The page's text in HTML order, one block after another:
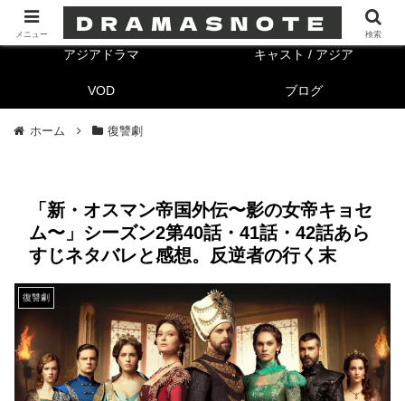
海外ドラマ キャスト/海外
アジアドラマ キャスト / アジア
VOD ブログ
ホーム 復讐劇
「新・オスマン帝国外伝〜影の女帝キョセ
ム〜」シーズン2第40話・41話・42話あら
すじネタバレと感想。反逆者の行く末
復讐劇
メニュー 検索